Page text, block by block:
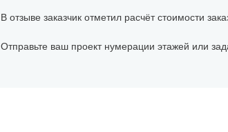
В отзыве заказчик отметил расчёт стоимости
Отправьте ваш проект нумерации этажей или